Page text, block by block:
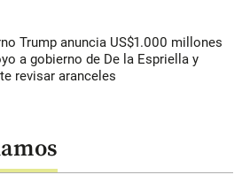
Trump anuncia US$1.000 millones
a gobierno de De la Espriella y
revisar aranceles